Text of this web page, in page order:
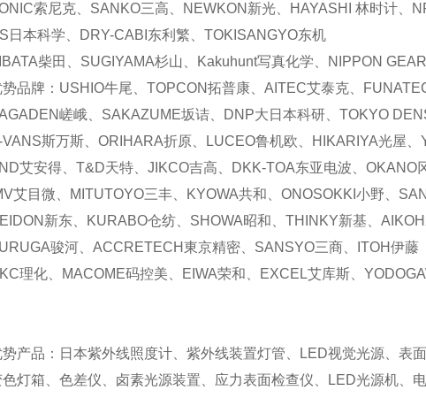
索尼克、SANKO三高、NEWKON新光、HAYASHI 林时计、
日本科学、DRY-CABI东利繁、TOKISANGYO东机
柴田、SUGIYAMA杉山、Kakuhunt写真化学、NIPPON
势品牌：USHIO牛尾、TOPCON拓普康、AITEC艾泰克、
嵯峨、SAKAZUME坂诘、DNP大日本科研、TOKYO
VANS斯万斯、ORIHARA折原、LUCEO鲁机欧、HIKARIYA光屋、
艾安得、T&D天特、JIKCO吉高、DKK-TOA东亚电波、OKANO
艾目微、MITUTOYO三丰、KYOWA共和、ONOSOKKI小野、
新东、KURABO仓纺、SHOWA昭和、THINKY新基、
骏河、ACCRETECH東京精密、SANSYO三商、ITOH伊藤
理化、MACOME码控美、EIWA荣和、EXCEL艾库斯、
势产品：日本紫外线照度计、紫外线装置灯管、LED视觉光源、表
色灯箱、色差仪、卤素光源装置、应力表面检查仪、LED光源机、